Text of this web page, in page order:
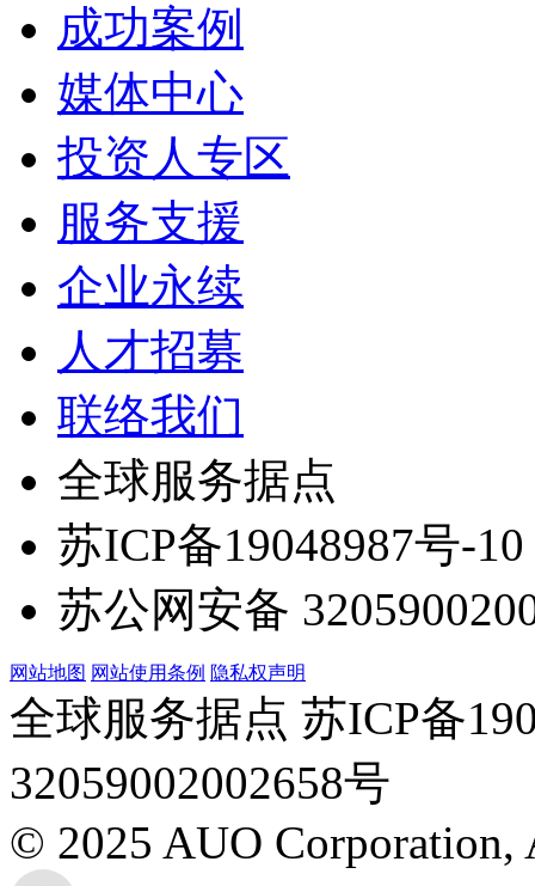
成功案例
媒体中心
投资人专区
服务支援
企业永续
人才招募
联络我们
全球服务据点
苏ICP备19048987号-10
苏公网安备
网站地图 网站使用条例 隐私权声明
全球服务据点 苏ICP备
32059002002658号
© 2025 AUO Corporation,